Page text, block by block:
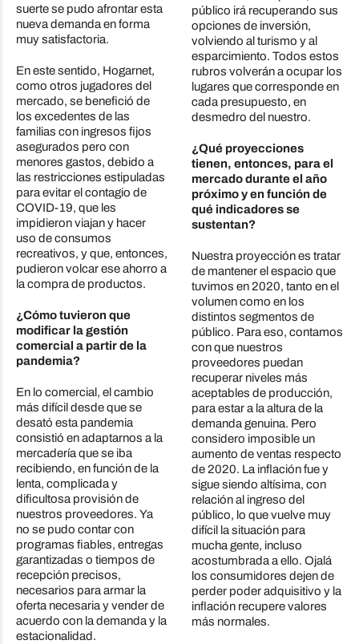
suerte se pudo afrontar esta
nueva demanda en forma
muy satisfactoria.
En este sentido, Hogarnet,
como otros jugadores del
mercado, se benefició de
los excedentes de las
familias con ingresos fijos
asegurados pero con
menores gastos, debido a
las restricciones estipuladas
para evitar el contagio de
COVID-19, que les
impidieron viajan y hacer
uso de consumos
recreativos, y que, entonces,
pudieron volcar ese ahorro a
la compra de productos.
¿Cómo tuvieron que
modificar la gestión
comercial a partir de la
pandemia?
En lo comercial, el cambio
más difícil desde que se
desató esta pandemia
consistió en adaptarnos a la
mercadería que se iba
recibiendo, en función de la
lenta, complicada y
dificultosa provisión de
nuestros proveedores. Ya
no se pudo contar con
programas fiables, entregas
garantizadas o tiempos de
recepción precisos,
necesarios para armar la
oferta necesaria y vender de
acuerdo con la demanda y la
estacionalidad.
público irá recuperando sus
opciones de inversión,
volviendo al turismo y al
esparcimiento. Todos estos
rubros volverán a ocupar los
lugares que corresponde en
cada presupuesto, en
desmedro del nuestro.
¿Qué proyecciones
tienen, entonces, para el
mercado durante el año
próximo y en función de
qué indicadores se
sustentan?
Nuestra proyección es tratar
de mantener el espacio que
tuvimos en 2020, tanto en el
volumen como en los
distintos segmentos de
público. Para eso, contamos
con que nuestros
proveedores puedan
recuperar niveles más
aceptables de producción,
para estar a la altura de la
demanda genuina. Pero
considero imposible un
aumento de ventas respecto
de 2020. La inflación fue y
sigue siendo altísima, con
relación al ingreso del
público, lo que vuelve muy
difícil la situación para
mucha gente, incluso
acostumbrada a ello. Ojalá
los consumidores dejen de
perder poder adquisitivo y la
inflación recupere valores
más normales.